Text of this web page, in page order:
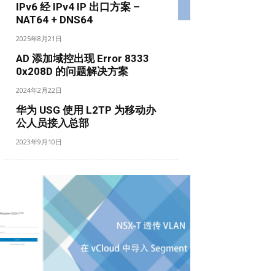
IPv6 经 IPv4 IP 出口方案 –
NAT64 + DNS64
2025年8月21日
AD 添加域控出现 Error 8333
0x208D 的问题解决方案
2024年2月22日
华为 USG 使用 L2TP 为移动办
公人员接入总部
2023年9月10日